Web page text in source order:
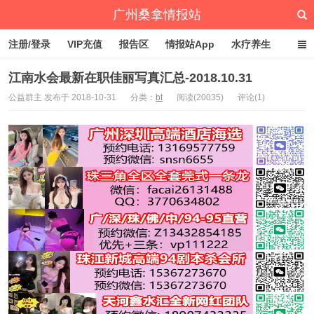
广州桑拿情报站
注册/登录 VIP充值 报告区 情报站App 水疗养生
深圳桑拿情报站 文章归档 标签云 点赞排行
江南水会最新在职佳丽写真汇总-2018.10.31
公益群主 发布于 2018-10-31 分类： bt 阅读(20035) 评论(1)